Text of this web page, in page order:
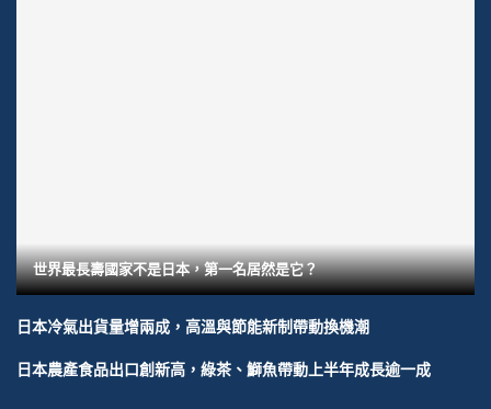
世界最長壽國家不是日本，第一名居然是它？
日本冷氣出貨量增兩成，高溫與節能新制帶動換機潮
日本農產食品出口創新高，綠茶、鰤魚帶動上半年成長逾一成